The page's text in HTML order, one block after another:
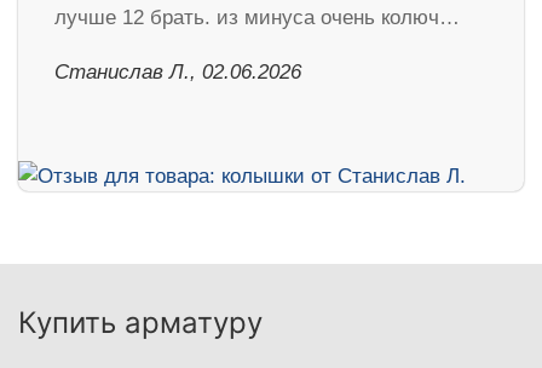
лучше 12 брать. из минуса очень колюч…
Станислав Л., 02.06.2026
Купить арматуру